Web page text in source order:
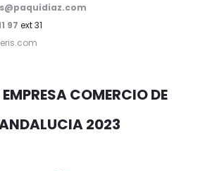
97 ext 31
COMERCIO DE
2023